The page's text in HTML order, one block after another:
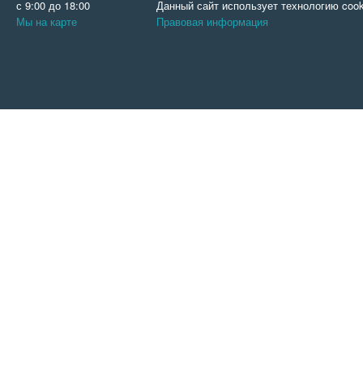
с 9:00 до 18:00
Мы на карте
Данный сайт использует технологию
Правовая информация